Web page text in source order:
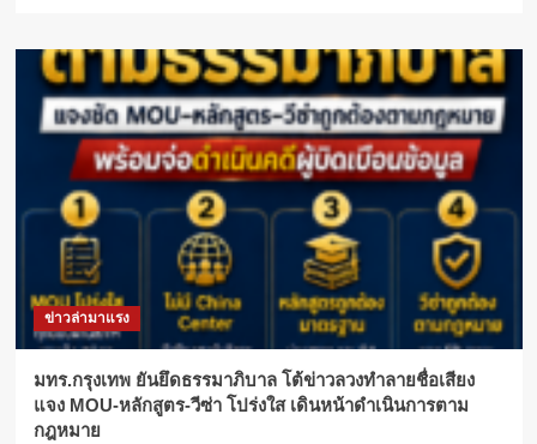
ข่าวล่ามาแรง
มทร.กรุงเทพ ยันยึดธรรมาภิบาล โต้ข่าวลวงทำลายชื่อเสียง
แจง MOU-หลักสูตร-วีซ่า โปร่งใส เดินหน้าดำเนินการตาม
กฎหมาย